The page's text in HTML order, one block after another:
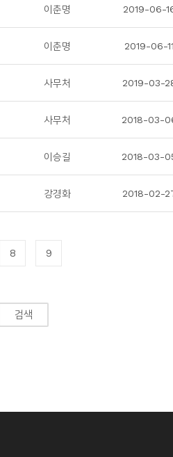
이춘명 2019-06-
이춘명 2019-06-11
사무처 2019-03-
사무처 2018-03-
이승길 2018-03-
강경화 2018-02-
8 9